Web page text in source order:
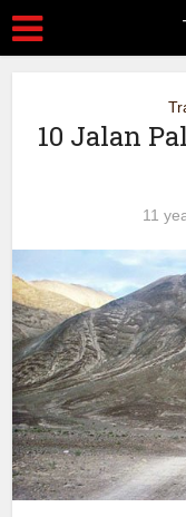
10 Jalan
11